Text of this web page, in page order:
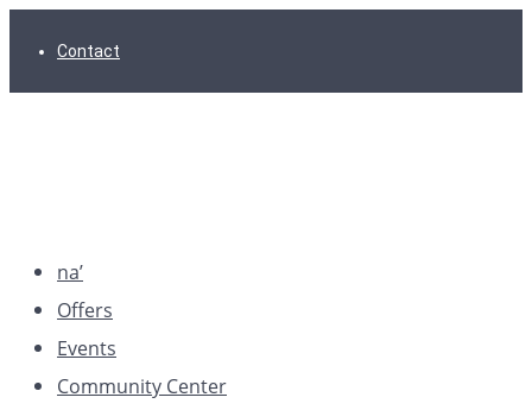
Contact
na’
Offers
Events
Community Center